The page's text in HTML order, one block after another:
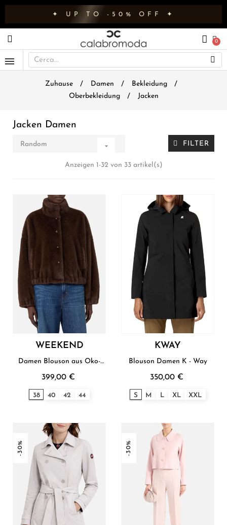
✦ UP TO -50% OFF ✦
Zuhause Damen
Bekleidung
Oberbekleidung
Jacken
Jacken Damen
Random  FILTER
Anzeigen 1-32 von 33 artikel(s)
WEEKEND
Damen Blouson aus Öko-
399,00 €
38 40 42 44
KWAY
Blouson Damen K - Way
350,00 €
S M L XL XXL
-30% -30%